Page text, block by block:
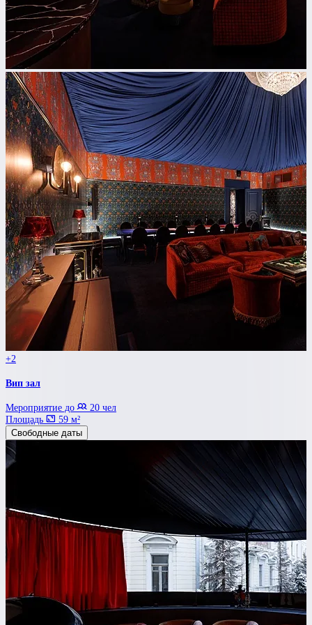
+2
Вип зал
Мероприятие до
20 чел
Площадь
59 м²
Свободные даты